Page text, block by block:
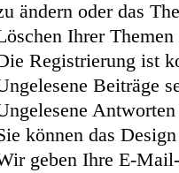
ändern oder das
Ihrer
Registrierung ist
Beiträge
können das
geben Ihre E-